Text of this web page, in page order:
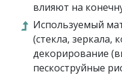
влияют на
Используемый
(стекла, зеркала,
декорирование
пескоструйные